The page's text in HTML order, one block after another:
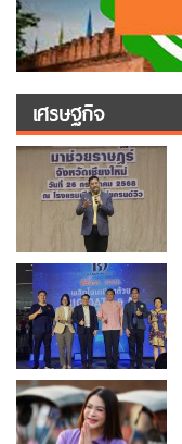
เศรษฐกิจ